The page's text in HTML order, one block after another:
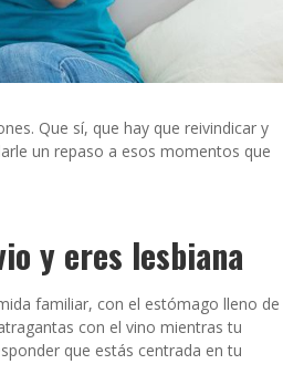
Que sí, que hay que reivindicar y
un repaso a esos momentos que
y eres lesbiana
familiar, con el estómago lleno de
con el vino mientras tu
que estás centrada en tu